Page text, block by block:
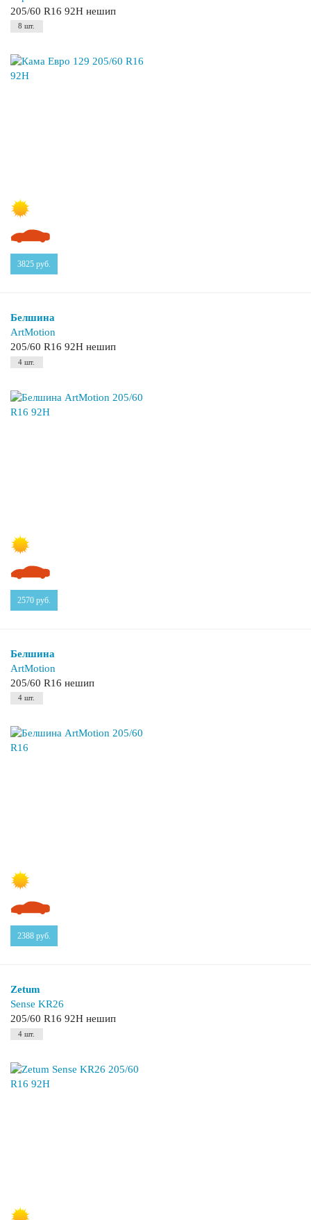
205/60 R16 92H нешип
8 шт.
3825 руб.
Белшина
ArtMotion
205/60 R16 92H нешип
4 шт.
2570 руб.
Белшина
ArtMotion
205/60 R16 нешип
4 шт.
2388 руб.
Zetum
Sense KR26
205/60 R16 92H нешип
4 шт.